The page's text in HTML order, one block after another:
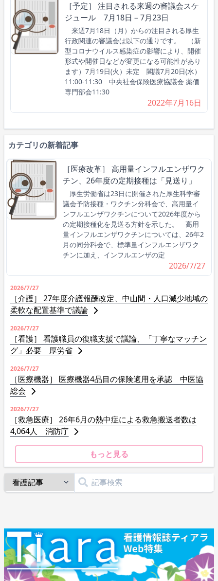
［予定］ 注目される来週の審議会スケ
ジュール 7月18日－7月23日
来週7月18日（月）からの注目される厚生
行政関連の審議会は以下の通りです。 （新
型コロナウイルス感染症の影響により、開催
形式や開催日などが変更になる可能性があり
ます）7月19日(火）未定 閣議7月20日(水）
11:00-11:30 中央社会保険医療協議会 薬価
専門部会11:30
2022年7月16日
カテゴリの新着記事
［医療改革］ 高用量インフルエンザワク
チン、26年度の定期接種は「見送り」
厚生労働省は23日に開催された厚生科学審
議会予防接種・ワクチン分科会で、高用量イ
ンフルエンザワクチンについて2026年度から
の定期接種化を見送る方針を示した。 高用
量インフルエンザワクチンについては、26年2
月の同分科会で、標準量インフルエンザワク
チンに加え、インフルエンザの定
2026/7/27
2026/7/27
［介護］ 27年度介護報酬改定、中山間・人口減少地域の
柔軟な配置基準で議論
2026/7/27
［看護］ 看護職員の復職支援で議論、「丁寧なマッチン
グ」必要 厚労省
2026/7/27
［医療機器］ 医療機器4品目の保険適用を承認 中医協
総会
2026/7/27
［救急医療］ 26年6月の熱中症による救急搬送者数は
4,064人 消防庁
もっと見る